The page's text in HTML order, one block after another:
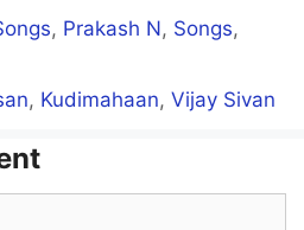
Daa
, Prakash N, Songs,
, Kudimahaan,Vijay Sivan